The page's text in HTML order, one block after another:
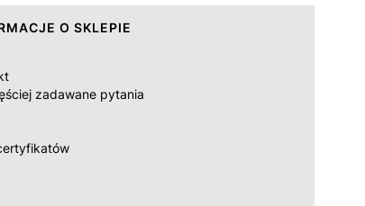
O SKLEPIE
zadawane pytania